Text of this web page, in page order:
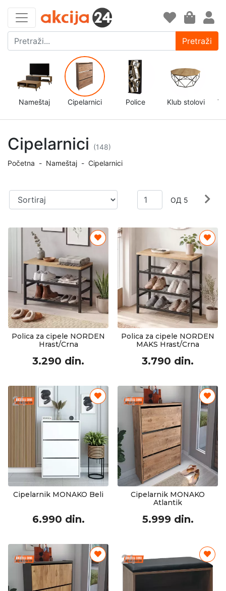
Pretraži
Nameštaj Cipelarnici Police Klub stolovi
Cipelarnici
(148)
Početna - Nameštaj - Cipelarnici
ОД 5
Polica za cipele NORDEN
Hrast/Crna
3.290 din.
Polica za cipele NORDEN
MAKS Hrast/Crna
3.790 din.
Cipelarnik MONAKO Beli
6.990 din.
Cipelarnik MONAKO
Atlantik
5.999 din.